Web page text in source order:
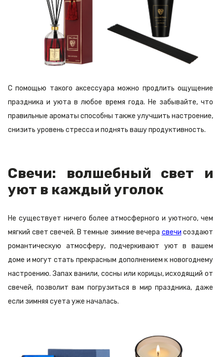
С помощью такого аксессуара можно продлить ощущение
праздника и уюта в любое время года. Не забывайте, что
правильные ароматы способны также улучшить настроение,
снизить уровень стресса и поднять вашу продуктивность.
Свечи: волшебный свет и
уют в каждый уголок
Не существует ничего более атмосферного и уютного, чем
мягкий свет свечей. В темные зимние вечера свечи создают
романтическую атмосферу, подчеркивают уют в вашем
доме и могут стать прекрасным дополнением к новогоднему
настроению. Запах ванили, сосны или корицы, исходящий от
свечей, позволит вам погрузиться в мир праздника, даже
если зимняя суета уже началась.